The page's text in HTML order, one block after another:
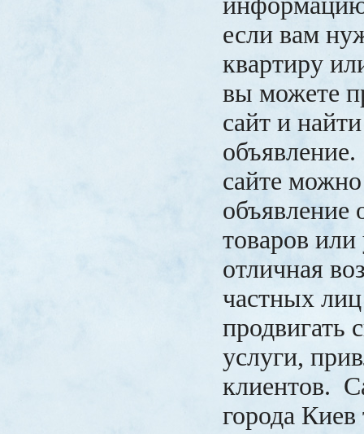
если вам
квартиру
вы можете
сайт и
сайте
объявление
товаров или
отличная
частных
продвигать
услуги,
клиентов.
города